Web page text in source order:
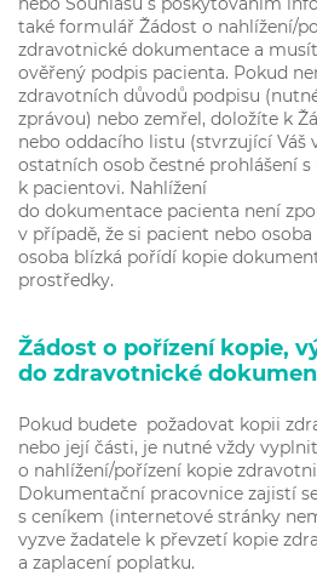
také formulář Žádost o nahlížení/
zdravotnické dokumentace a
ověřený podpis pacienta. Pokud
zdravotních důvodů podpisu
zprávou) nebo zemřel, doložíte k
nebo oddacího listu (stvrzující Váš
ostatních osob čestné prohlášení
k pacientovi. Nahlížení
do dokumentace pacienta není
v případě, že si pacient nebo
osoba blízká pořídí kopie
prostředky.
Žádost o pořízení kopie,
do zdravotnické
Pokud budete požadovat kopii
nebo její části, je nutné vždy
o nahlížení/pořízení kopie
Dokumentační pracovnice zajistí
s ceníkem (internetové stránky
vyzve žadatele k převzetí kopie
a zaplacení poplatku.